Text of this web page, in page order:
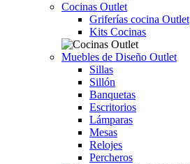
Cocinas Outlet
Griferías cocina Outlet
Kits Cocinas
Muebles de Diseño Outlet
Sillas
Sillón
Banquetas
Escritorios
Lámparas
Mesas
Relojes
Percheros